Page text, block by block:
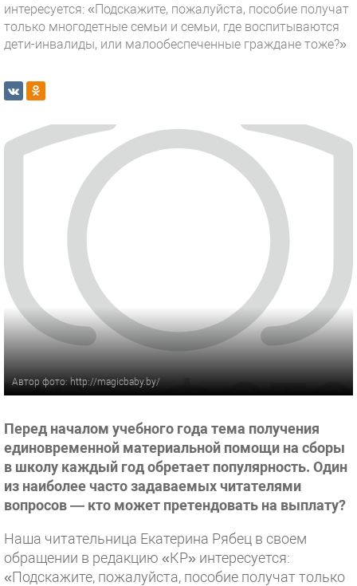
интересуется: «Подскажите, пожалуйста, пособие получат
только многодетные семьи и семьи, где воспитываются
дети-инвалиды, или малообеспеченные граждане тоже?»
Автор фото: http://magicbaby.by/
Перед началом учебного года тема получения
единовременной материальной помощи на сборы
в школу каждый год обретает популярность. Один
из наиболее часто задаваемых читателями
вопросов — кто может претендовать на выплату?
Наша читательница Екатерина Рябец в своем
обращении в редакцию «КР» интересуется:
«Подскажите, пожалуйста, пособие получат только